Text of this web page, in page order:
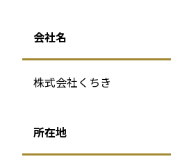
会社名
株式会社くちき
所在地